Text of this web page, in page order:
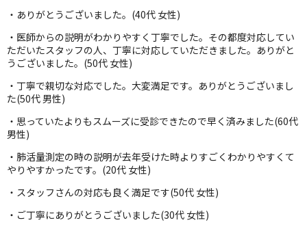
・ありがとうございました。(40代 女性)
・医師からの説明がわかりやすく丁寧でした。その都度対応してい
ただいたスタッフの人、丁寧に対応していただきました。ありがと
うございました。(50代 女性)
・丁寧で親切な対応でした。大変満足です。ありがとうございまし
た(50代 男性)
・思っていたよりもスムーズに受診できたので早く済みました(60代
男性)
・肺活量測定の時の説明が去年受けた時よりすごくわかりやすくて
やりやすかったです。(20代 女性)
・スタッフさんの対応も良く満足です(50代 女性)
・ご丁寧にありがとうございました(30代 女性)